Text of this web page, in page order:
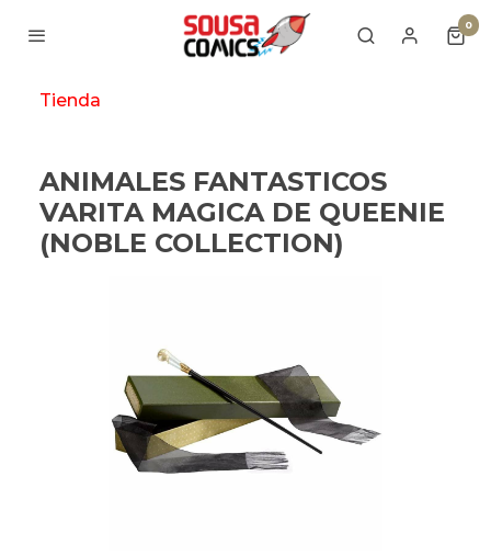
0
Tienda
ANIMALES FANTASTICOS
VARITA MAGICA DE QUEENIE
(NOBLE COLLECTION)